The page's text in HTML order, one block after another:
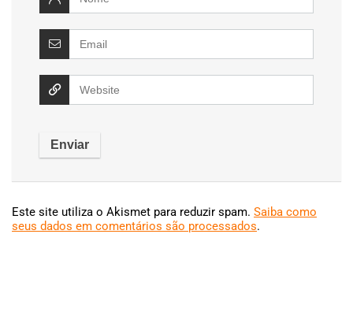
Este site utiliza o Akismet para reduzir spam. Saiba como
seus dados em comentários são processados.